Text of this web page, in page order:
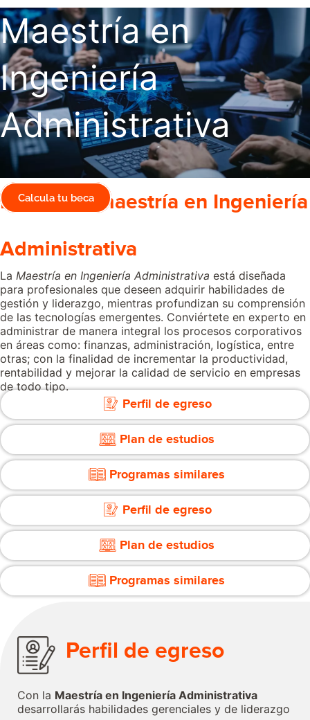
Maestría en
Ingeniería
Administrativa
Calcula tu beca
Estudia la maestría en Ingeniería
Administrativa
La Maestría en Ingeniería Administrativa está diseñada
para profesionales que deseen adquirir habilidades de
gestión y liderazgo, mientras profundizan su comprensión
de las tecnologías emergentes. Conviértete en experto en
administrar de manera integral los procesos corporativos
en áreas como: finanzas, administración, logística, entre
otras; con la finalidad de incrementar la productividad,
rentabilidad y mejorar la calidad de servicio en empresas
de todo tipo.
Perfil de egreso
Plan de estudios
Programas similares
Perfil de egreso
Plan de estudios
Programas similares
Perfil de egreso
Con la Maestría en Ingeniería Administrativa
desarrollarás habilidades gerenciales y de liderazgo